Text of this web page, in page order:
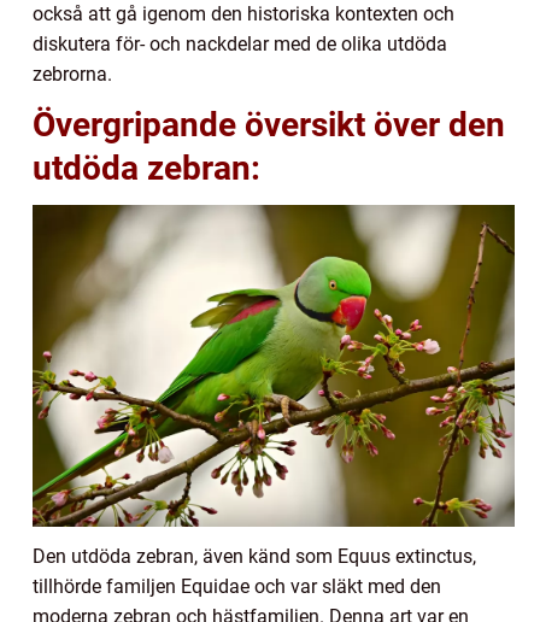
också att gå igenom den historiska kontexten och
diskutera för- och nackdelar med de olika utdöda
zebrorna.
Övergripande översikt över den
utdöda zebran:
Den utdöda zebran, även känd som Equus extinctus,
tillhörde familjen Equidae och var släkt med den
moderna zebran och hästfamiljen. Denna art var en